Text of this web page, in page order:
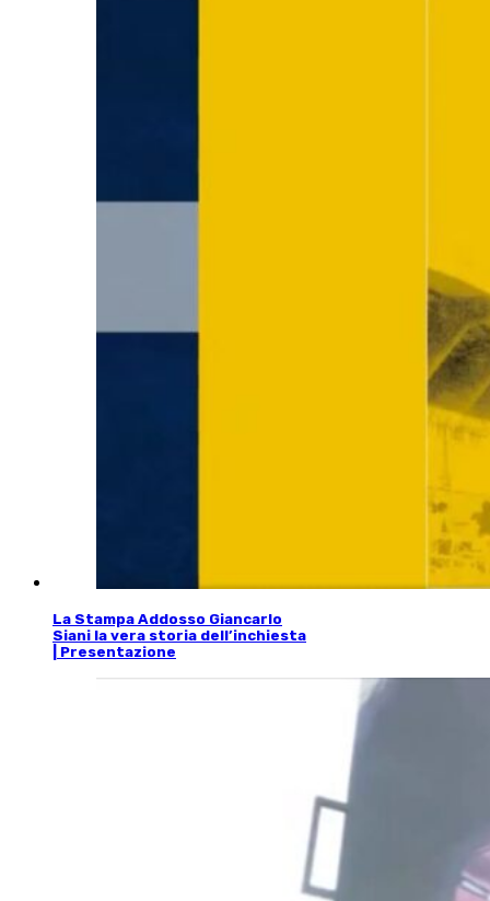
La Stampa Addosso Giancarlo
Siani la vera storia dell’inchiesta
| Presentazione